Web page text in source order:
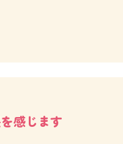
感じます